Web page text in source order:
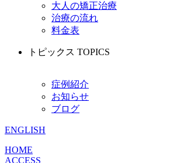
大人の矯正治療
治療の流れ
料金表
トピックス TOPICS
症例紹介
お知らせ
ブログ
ENGLISH
HOME
ACCESS